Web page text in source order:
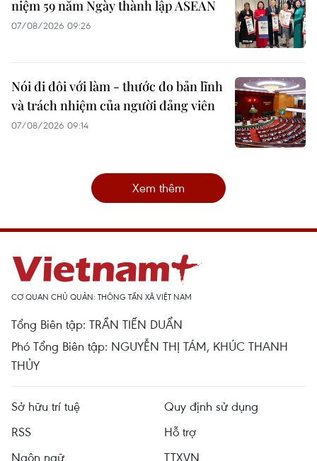
niệm 59 năm Ngày thành lập ASEAN
07/08/2026 09:26
Nói đi đôi với làm - thước đo bản lĩnh
và trách nhiệm của người đảng viên
07/08/2026 09:14
Xem thêm
CƠ QUAN CHỦ QUẢN: THÔNG TẤN XÃ VIỆT NAM
Tổng Biên tập: TRẦN TIẾN DUẨN
Phó Tổng Biên tập: NGUYỄN THỊ TÁM, KHÚC THANH
THỦY
Sở hữu trí tuệ
Quy định sử dụng
RSS
Hỗ trợ
Ngôn ngữ
TTXVN